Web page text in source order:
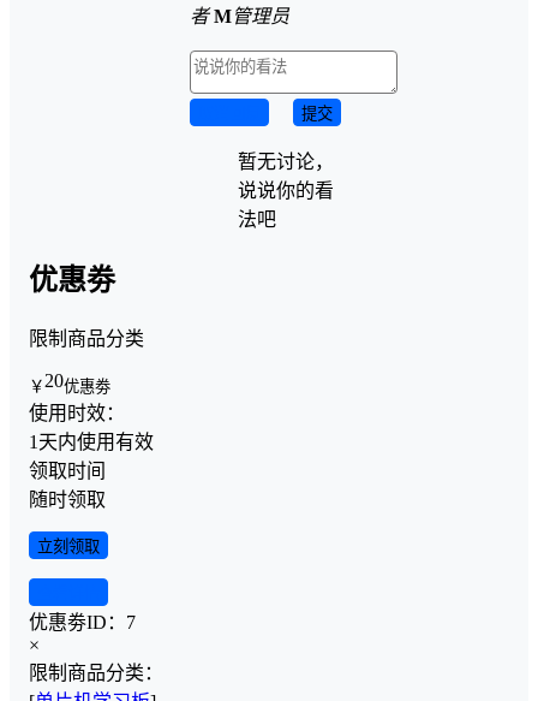
者 M管理员
提交
暂无讨论，
说说你的看
法吧
优惠劵
限制商品分类
￥ 20优惠劵
使用时效：
1天内使用有效
领取时间
随时领取
立刻领取
优惠劵ID： 7
×
限制商品分类：